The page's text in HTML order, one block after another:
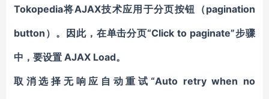
Tokopedia将AJAX技术应用于分页按钮（pagination
button）。因此，在单击分页“Click to paginate”步骤
中，要设置 AJAX Load。
取消选择无响应自动重试 “Auto retry when no